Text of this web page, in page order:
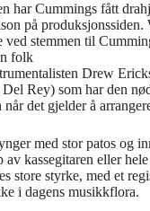
har Cummings fått
på
ved stemmen til
folk
Drew
Rey) som har den
når det gjelder å
med stor patos og
av kassegitaren eller
store styrke, med et
i dagens musikkflora.